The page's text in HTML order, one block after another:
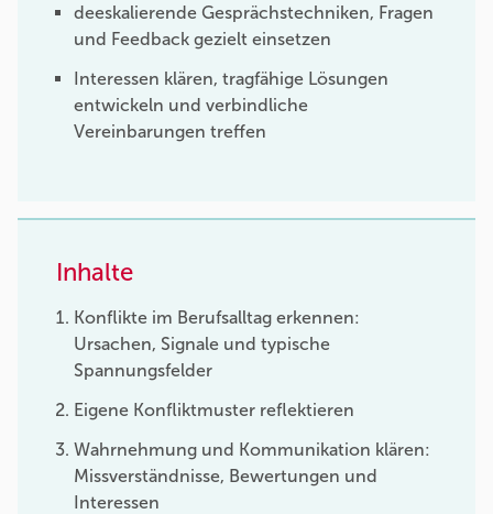
deeskalierende Gesprächstechniken, Fragen
und Feedback gezielt einsetzen
Interessen klären, tragfähige Lösungen
entwickeln und verbindliche
Vereinbarungen treffen
Inhalte
Konflikte im Berufsalltag erkennen:
Ursachen, Signale und typische
Spannungsfelder
Eigene Konfliktmuster reflektieren
Wahrnehmung und Kommunikation klären:
Missverständnisse, Bewertungen und
Interessen